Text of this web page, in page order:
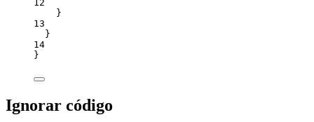
12
}
13
}
14
}
Ignorar código